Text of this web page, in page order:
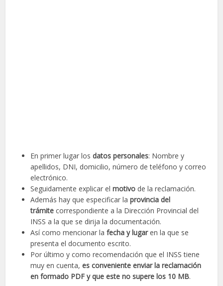
En primer lugar losdatos personales: Nombre y
apellidos, DNI, domicilio, número de teléfono y correo
electrónico.
Seguidamente explicar elmotivo de la reclamación.
Además hay que especificar laprovincia del
trámite correspondiente a la Dirección Provincial del
INSS a la que se dirija la documentación.
Así como mencionar la fecha y lugaren la que se
presenta el documento escrito.
Por último y como recomendación que el INSS tiene
muy en cuenta,es conveniente enviar la reclamación
en formado PDF y que este no supere los 10 MB.